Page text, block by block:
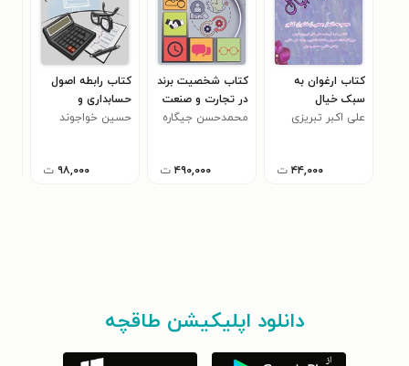
کتاب ارغوان به
سبک خیال
علی اکبر تبریزی
۴۴,۰۰۰ ت
کتاب شخصیت برند
در تجارت و صنعت
(جلد اول)
محمدحسن جیگاره
۴۹۰,۰۰۰ ت
کتاب رابطه اصول
حسابداری و
بانکداری
حسین خواجوند
۹۸,۰۰۰ ت
دانلود اپلیکیشن طاقچه